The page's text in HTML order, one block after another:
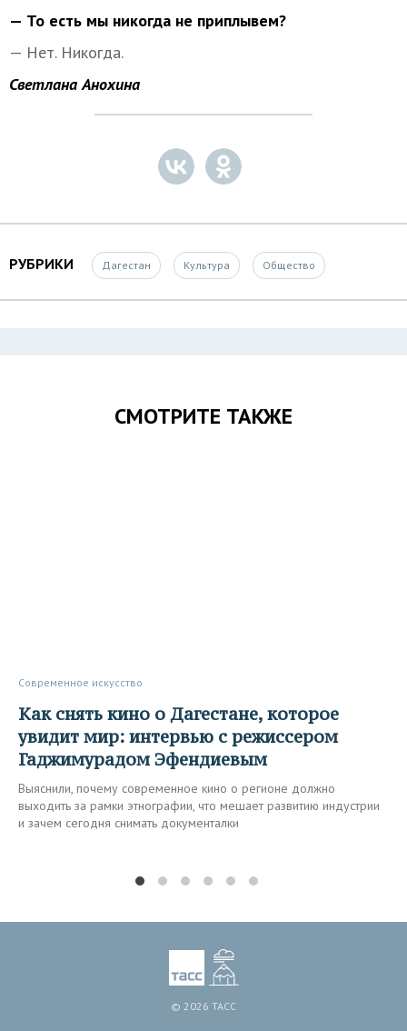
— То есть мы никогда не приплывем?
— Нет. Никогда.
Светлана Анохина
РУБРИКИ Дагестан Культура Общество
СМОТРИТЕ ТАКЖЕ
Современное искусство
Как снять кино о Дагестане, которое
увидит мир: интервью с режиссером
Гаджимурадом Эфендиевым
Выяснили, почему современное кино о регионе должно
выходить за рамки этнографии, что мешает развитию индустрии
и зачем сегодня снимать документалки
© 2026 ТАСС